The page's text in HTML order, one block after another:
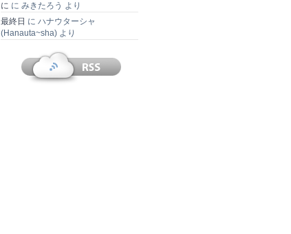
に に みきたろう より
最終日 に ハナウターシャ
(Hanauta~sha) より